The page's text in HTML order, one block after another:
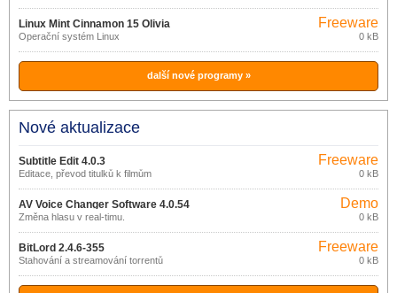
Linux Mint Cinnamon 15 Olivia
Operační systém Linux
Freeware
0 kB
další nové programy »
Nové aktualizace
Subtitle Edit 4.0.3
Editace, převod titulků k filmům
Freeware
0 kB
AV Voice Changer Software 4.0.54
Změna hlasu v real-timu.
Demo
0 kB
BitLord 2.4.6-355
Stahování a streamování torrentů
Freeware
0 kB